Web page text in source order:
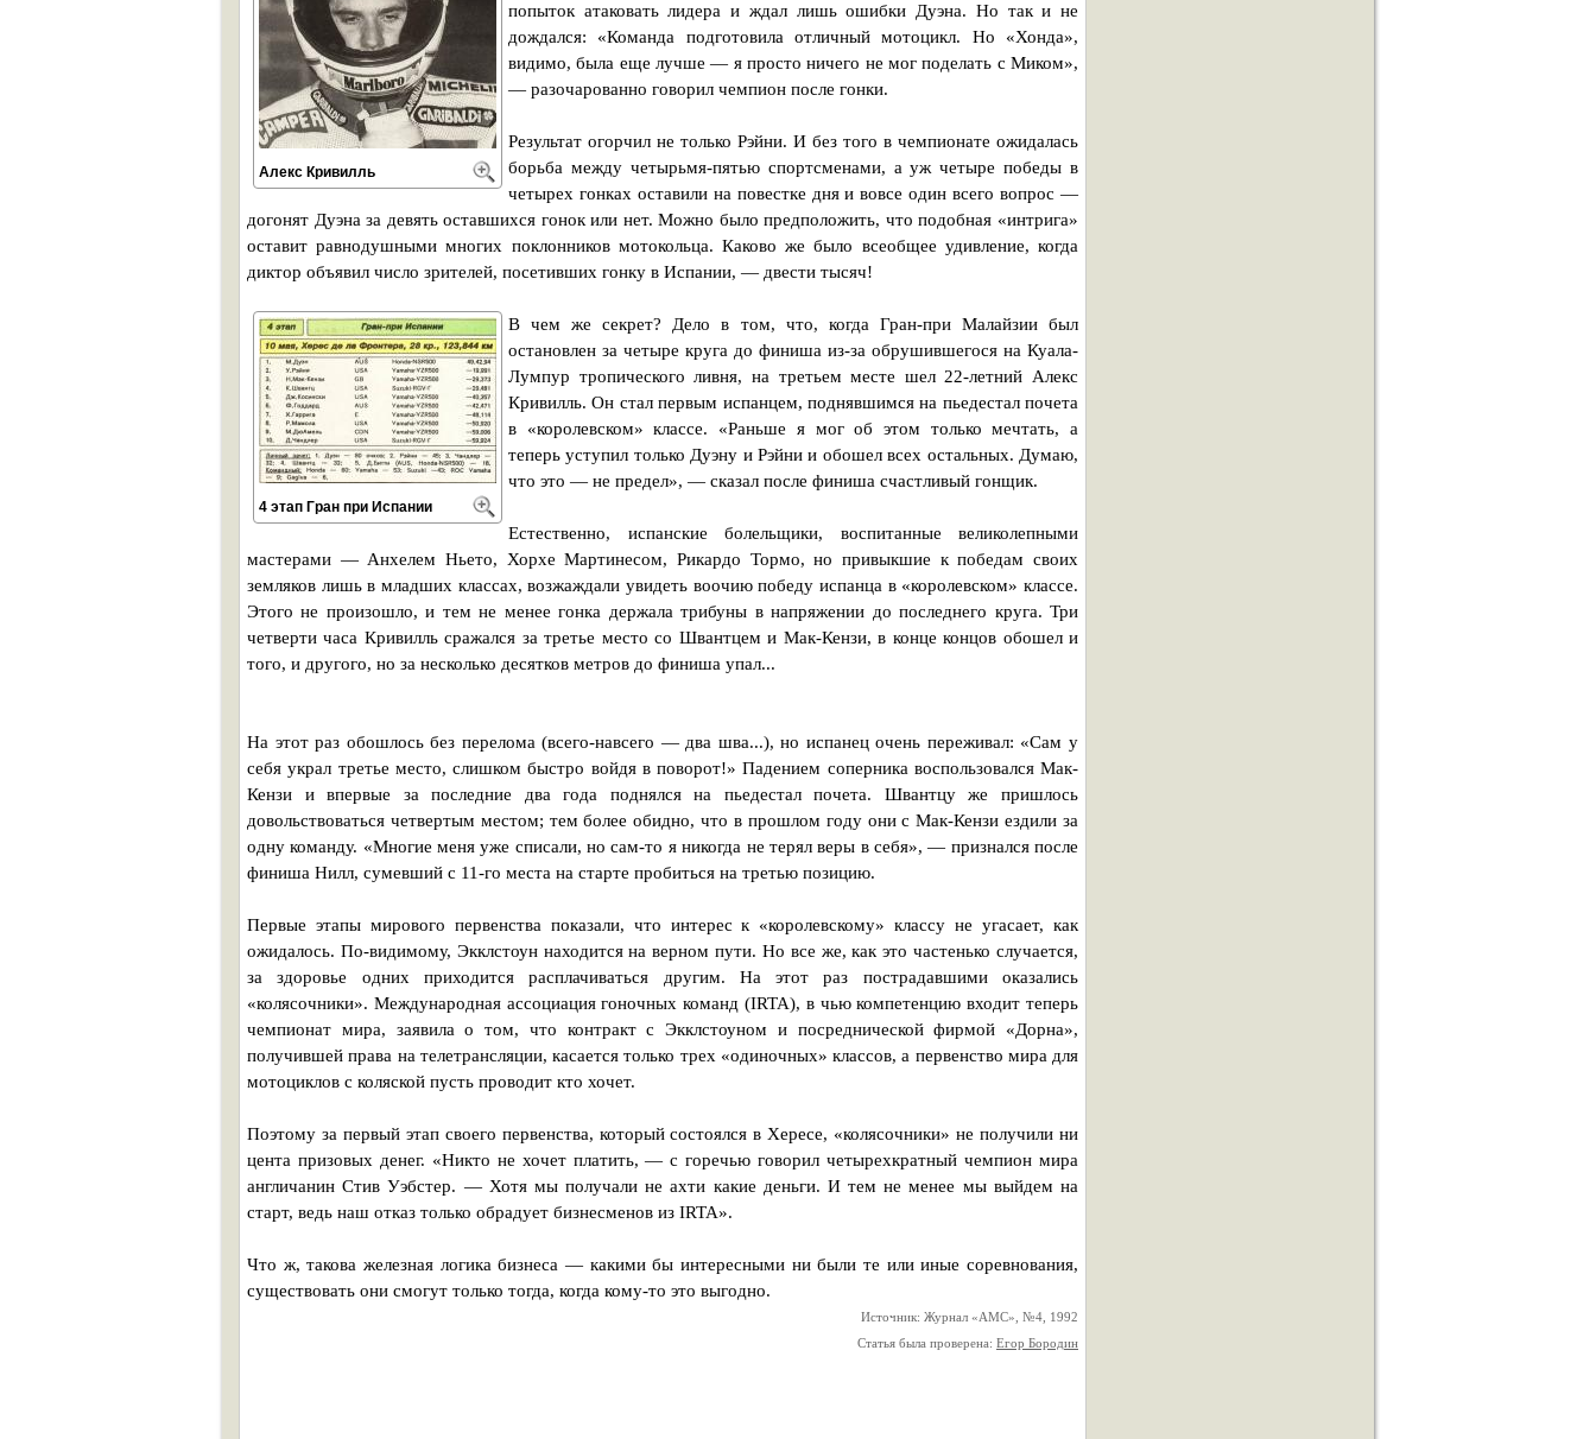
Алекс Кривилль
попыток атаковать лидера и ждал лишь ошибки Дуэна. Но так и не
дождался: «Команда подготовила отличный мотоцикл. Но «Хонда»,
видимо, была еще лучше — я просто ничего не мог поделать с Миком»,
— разочарованно говорил чемпион после гонки.
Результат огорчил не только Рэйни. И без того в чемпионате ожидалась
борьба между четырьмя-пятью спортсменами, а уж четыре победы в
четырех гонках оставили на повестке дня и вовсе один всего вопрос —
догонят Дуэна за девять оставшихся гонок или нет. Можно было предположить, что подобная «интрига»
оставит равнодушными многих поклонников мотокольца. Каково же было всеобщее удивление, когда
диктор объявил число зрителей, посетивших гонку в Испании, — двести тысяч!
4 этап Гран при Испании
В чем же секрет? Дело в том, что, когда Гран-при Малайзии был
остановлен за четыре круга до финиша из-за обрушившегося на Куала-
Лумпур тропического ливня, на третьем месте шел 22-летний Алекс
Кривилль. Он стал первым испанцем, поднявшимся на пьедестал почета
в «королевском» классе. «Раньше я мог об этом только мечтать, а
теперь уступил только Дуэну и Рэйни и обошел всех остальных. Думаю,
что это — не предел», — сказал после финиша счастливый гонщик.
Естественно, испанские болельщики, воспитанные великолепными
мастерами — Анхелем Ньето, Хорхе Мартинесом, Рикардо Тормо, но привыкшие к победам своих
земляков лишь в младших классах, возжаждали увидеть воочию победу испанца в «королевском» классе.
Этого не произошло, и тем не менее гонка держала трибуны в напряжении до последнего круга. Три
четверти часа Кривилль сражался за третье место со Швантцем и Мак-Кензи, в конце концов обошел и
того, и другого, но за несколько десятков метров до финиша упал...
На этот раз обошлось без перелома (всего-навсего — два шва...), но испанец очень переживал: «Сам у
себя украл третье место, слишком быстро войдя в поворот!» Падением соперника воспользовался Мак-
Кензи и впервые за последние два года поднялся на пьедестал почета. Швантцу же пришлось
довольствоваться четвертым местом; тем более обидно, что в прошлом году они с Мак-Кензи ездили за
одну команду. «Многие меня уже списали, но сам-то я никогда не терял веры в себя», — признался после
финиша Нилл, сумевший с 11-го места на старте пробиться на третью позицию.
Первые этапы мирового первенства показали, что интерес к «королевскому» классу не угасает, как
ожидалось. По-видимому, Экклстоун находится на верном пути. Но все же, как это частенько случается,
за здоровье одних приходится расплачиваться другим. На этот раз пострадавшими оказались
«колясочники». Международная ассоциация гоночных команд (IRTA), в чью компетенцию входит теперь
чемпионат мира, заявила о том, что контракт с Экклстоуном и посреднической фирмой «Дорна»,
получившей права на телетрансляции, касается только трех «одиночных» классов, а первенство мира для
мотоциклов с коляской пусть проводит кто хочет.
Поэтому за первый этап своего первенства, который состоялся в Хересе, «колясочники» не получили ни
цента призовых денег. «Никто не хочет платить, — с горечью говорил четырехкратный чемпион мира
англичанин Стив Уэбстер. — Хотя мы получали не ахти какие деньги. И тем не менее мы выйдем на
старт, ведь наш отказ только обрадует бизнесменов из IRTA».
Что ж, такова железная логика бизнеса — какими бы интересными ни были те или иные соревнования,
существовать они смогут только тогда, когда кому-то это выгодно.
Источник: Журнал «АМС», №4, 1992
Статья была проверена: Егор Бородин